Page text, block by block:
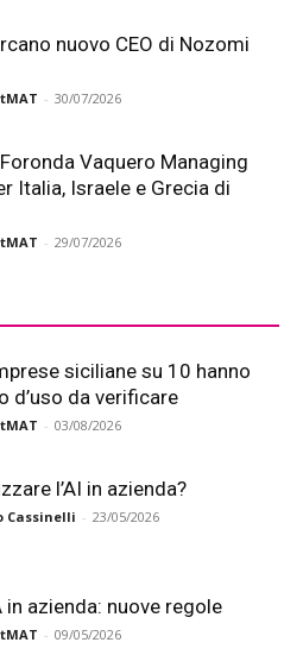
nuovo CEO di Nozomi
- 30/07/2026
Vaquero Managing
Italia, Israele e Grecia di
- 29/07/2026
siciliane su 10 hanno
d’uso da verificare
- 03/08/2026
l’AI in azienda?
Cassinelli - 23/05/2026
in azienda: nuove regole
- 09/05/2026